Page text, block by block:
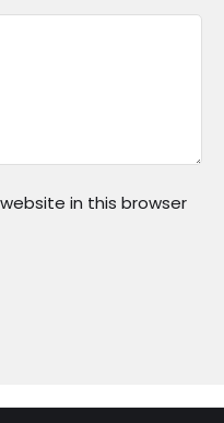
in this browser